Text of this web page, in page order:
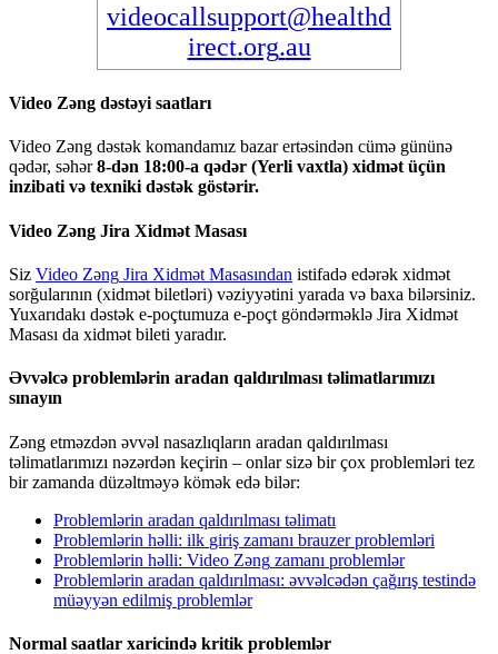
videocallsupport@healthd
irect.org.au
Video Zəng dəstəyi saatları
Video Zəng dəstək komandamız bazar ertəsindən cümə gününə
qədər, səhər 8-dən 18:00-a qədər (Yerli vaxtla) xidmət üçün
inzibati və texniki dəstək göstərir.
Video Zəng Jira Xidmət Masası
Siz Video Zəng Jira Xidmət Masasından istifadə edərək xidmət
sorğularının (xidmət biletləri) vəziyyətini yarada və baxa bilərsiniz.
Yuxarıdakı dəstək e-poçtumuza e-poçt göndərməklə Jira Xidmət
Masası da xidmət bileti yaradır.
Əvvəlcə problemlərin aradan qaldırılması təlimatlarımızı
sınayın
Zəng etməzdən əvvəl nasazlıqların aradan qaldırılması
təlimatlarımızı nəzərdən keçirin – onlar sizə bir çox problemləri tez
bir zamanda düzəltməyə kömək edə bilər:
Problemlərin aradan qaldırılması təlimatı
Problemlərin həlli: ilk giriş zamanı brauzer problemləri
Problemlərin həlli: Video Zəng zamanı problemlər
Problemlərin aradan qaldırılması: əvvəlcədən çağırış testində
müəyyən edilmiş problemlər
Normal saatlar xaricində kritik problemlər